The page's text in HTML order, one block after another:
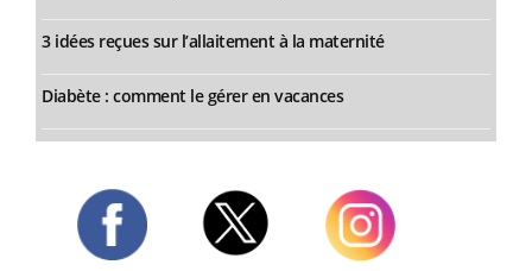
3 idées reçues sur l’allaitement à la maternité
Diabète : comment le gérer en vacances